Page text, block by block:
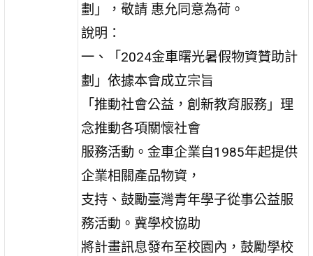
劃」，敬請 惠允同意為荷。
說明：
一、「2024金車曙光暑假物資贊助計
劃」依據本會成立宗旨
「推動社會公益，創新教育服務」理
念推動各項關懷社會
服務活動。金車企業自1985年起提供
企業相關產品物資，
支持、鼓勵臺灣青年學子從事公益服
務活動。冀學校協助
將計畫訊息發布至校園內，鼓勵學校